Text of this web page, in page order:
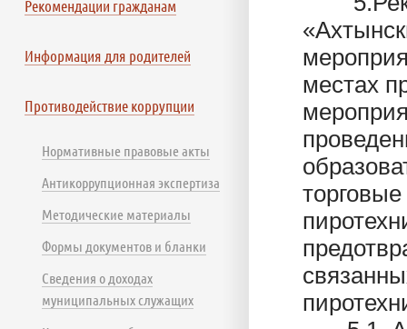
местах
Рекомендации гражданам
Информация для родителей
Противодействие коррупции
Нормативные правовые акты
Антикоррупционная экспертиза
Методические материалы
Формы документов и бланки
Сведения о доходах
муниципальных служащих